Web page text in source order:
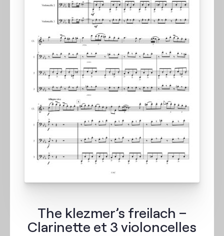
The klezmer’s freilach –
Clarinette et 3 violoncelles
Contact